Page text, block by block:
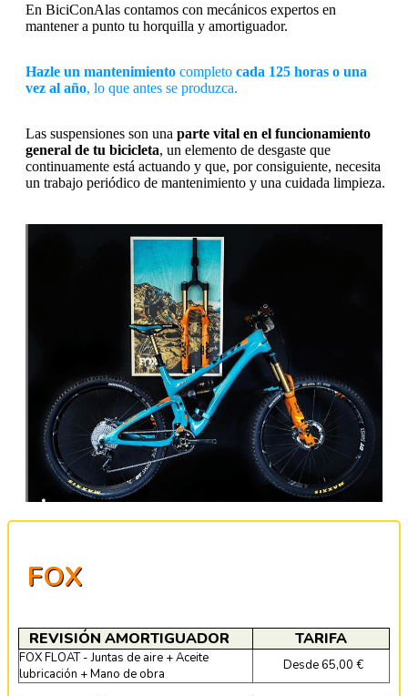
En BiciConAlas contamos con mecánicos expertos en
mantener a punto tu horquilla y amortiguador.
Hazle un mantenimiento completo cada 125 horas o una
vez al año, lo que antes se produzca.
Las suspensiones son una parte vital en el funcionamiento
general de tu bicicleta, un elemento de desgaste que
continuamente está actuando y que, por consiguiente, necesita
un trabajo periódico de mantenimiento y una cuidada limpieza.
FOX
REVISIÓN AMORTIGUADOR TARIFA
FOX FLOAT - Juntas de aire + Aceite
lubricación + Mano de obra
Desde 65,00 €